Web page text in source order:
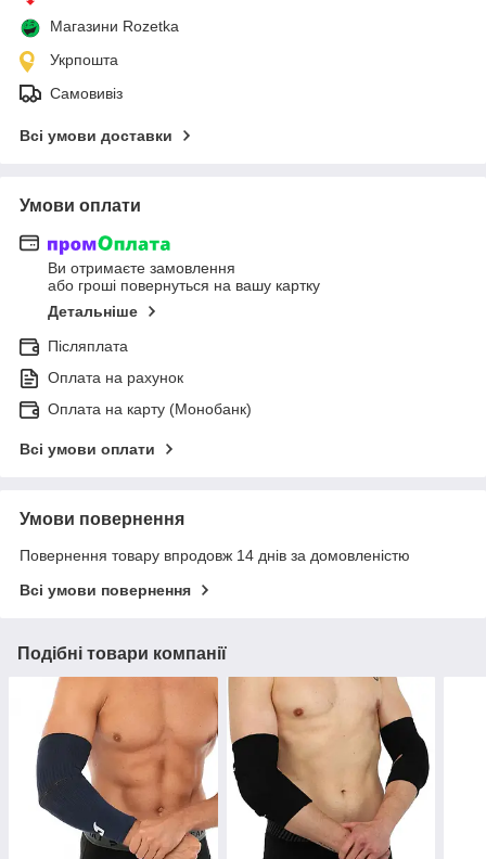
Магазини Rozetka
Укрпошта
Самовивіз
Всі умови доставки
Умови оплати
Ви отримаєте замовлення
або гроші повернуться на вашу картку
Детальніше
Післяплата
Оплата на рахунок
Оплата на карту (Монобанк)
Всі умови оплати
Умови повернення
Повернення товару впродовж 14 днів за домовленістю
Всі умови повернення
Подібні товари компанії